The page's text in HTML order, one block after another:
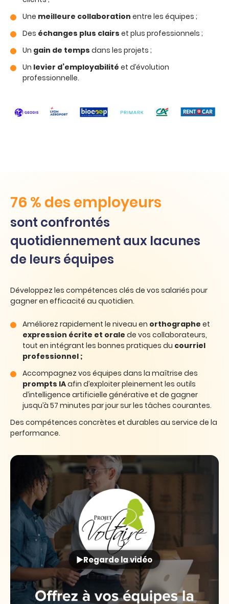
Une meilleure collaboration entre les équipes ;
Des échanges plus clairs et plus professionnels ;
Un gain de temps dans les projets ;
Un levier d’employabilité et d’évolution
professionnelle.
76 % des employeurs
sont confrontés
quotidiennement aux lacunes
de leurs équipes
Développez les compétences clés de vos salariés pour
gagner en efficacité au quotidien.
Améliorez rapidement le niveau en orthographe et
expression écrite et orale de vos collaborateurs,
tout en intégrant les bonnes pratiques du courriel
professionnel ;
Accompagnez vos équipes dans la maîtrise des
prompts IAafin d’exploiter pleinement les outils
d’intelligence artificielle générative et de gagner
jusqu’à 57 minutes par jour sur les tâches courantes.
Des compétences concrètes et durables au service de la
performance.
Regarde la vidéo